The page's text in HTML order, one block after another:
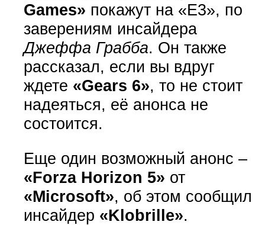
Games» покажут на «E3», по
заверениям инсайдера
Джеффа Грабба. Он также
рассказал, если вы вдруг
ждете «Gears 6», то не стоит
надеяться, её анонса не
состоится.
Еще один возможный анонс –
«Forza Horizon 5» от
«Microsoft», об этом сообщил
инсайдер «Klobrille».